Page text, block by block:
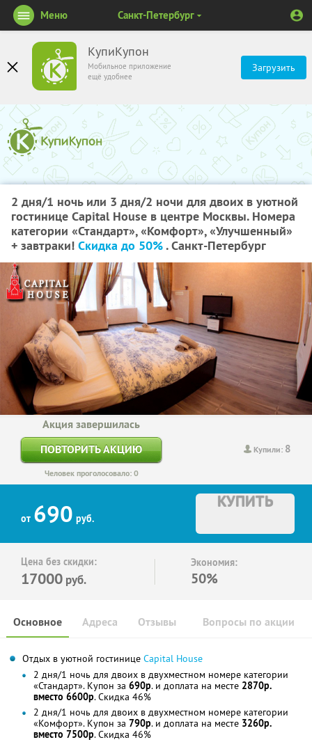
КупиКупон
Мобильное приложение
ещё удобнее
Загрузить
Меню Санкт-Петербург
2 дня/1 ночь или 3 дня/2 ночи для двоих в уютной
гостинице Capital House в центре Москвы. Номера
категории «Стандарт», «Комфорт», «Улучшенный»
+ завтраки! Скидка до 50%. Санкт-Петербург
Купили: 8
Акция завершилась
ПОВТОРИТЬ АКЦИЮ
Человек проголосовало: 0
от 690 руб.
КУПИТЬ
Цена без скидки:
17000 руб.
Экономия:
50%
Основное Отзывы Вопросы по акции
Адреса
Отдых в уютной гостинице Capital House
2 дня/1 ночь для двоих в двухместном номере категории
«Стандарт». Купон за 690р. и доплата на месте 2870р.
вместо 6600р. Скидка 46%
2 дня/1 ночь для двоих в двухместном номере категории
«Комфорт». Купон за 790р. и доплата на месте 3260р.
вместо 7500р. Скидка 46%